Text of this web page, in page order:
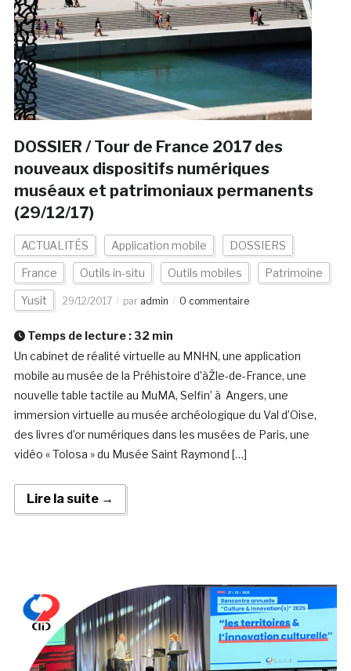
DOSSIER / Tour de France 2017 des
nouveaux dispositifs numériques
muséaux et patrimoniaux permanents
(29/12/17)
ACTUALITÉS Application mobile DOSSIERS
France Outils in-situ Outils mobiles Patrimoine
Yusit 29/12/2017 par admin 0 commentaire
Temps de lecture : 32 min
Un cabinet de réalité virtuelle au MNHN, une application
mobile au musée de la Préhistoire d’àŽle-de-France, une
nouvelle table tactile au MuMA, Selfin’ à Angers, une
immersion virtuelle au musée archéologique du Val d’Oise,
des livres d’or numériques dans les musées de Paris, une
vidéo « Tolosa » du Musée Saint Raymond […]
Lire la suite →